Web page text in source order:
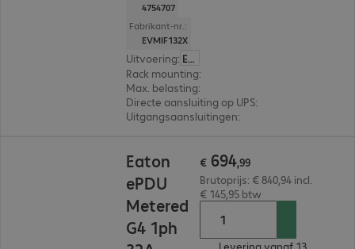
4754707
Fabrikant-nr.:
EVMIF132X
Uitvoering: Europa
Rack mounting:
Max. belasting:
Directe aansluiting op UPS:
Uitgangsaansluitingen:
Eaton
ePDU
Metered
G4 1ph
€ 694,99
Brutoprijs: € 840,94 incl.
€ 145,95 btw
Levering vanaf 13.